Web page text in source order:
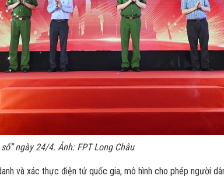
ngày 24/4. Ảnh: FPT Long Châu
và xác thực điện tử quốc gia, mô hình cho phép người